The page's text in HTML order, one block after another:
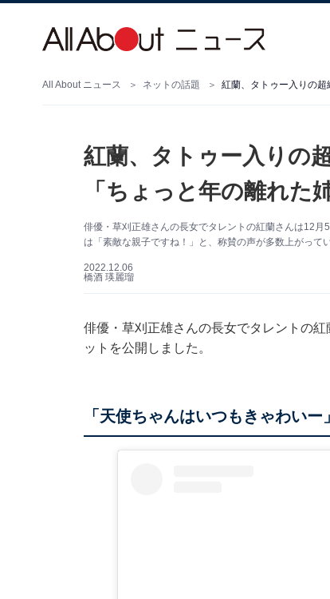
All About ニュース ネットの話題 紅蘭、タトゥー入りの
紅蘭、タトゥー入りの
「ちょっと年の離れた
俳優・草刈正雄さんの長女でタレントの紅蘭さんは12
は「素敵な親子ですね！」と、称賛の声が多数上がってい
2022.12.06
橋酒 瑛麗瑠
俳優・草刈正雄さんの長女でタレントの
ットを公開しました。
「天使ちゃんはいつもきゃわいー」